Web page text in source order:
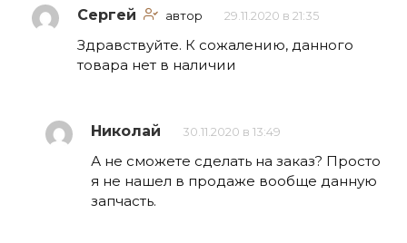
Сергей автор 29.11.2020 в 21:35
Здравствуйте. К сожалению, данного
товара нет в наличии
Николай 30.11.2020 в 13:49
А не сможете сделать на заказ? Просто
я не нашел в продаже вообще данную
запчасть.